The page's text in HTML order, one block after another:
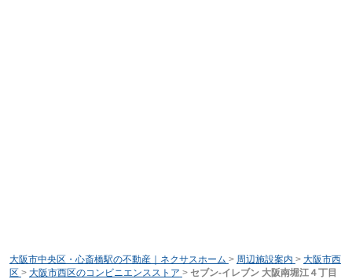
大阪市中央区・心斎橋駅の不動産｜ネクサスホーム > 周辺施設案内 > 大阪市西
区 > 大阪市西区のコンビニエンスストア > セブン-イレブン 大阪南堀江４丁目